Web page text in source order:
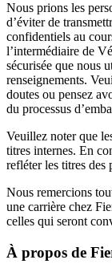
Nous prions les
d’éviter de
confidentiels au
l’intermédiaire de
sécurisée que nous
renseignements.
doutes ou pensez
du processus
Veuillez noter que
titres internes. En
refléter les titres des
Nous remercions
une carrière chez
celles qui seront
À propos de